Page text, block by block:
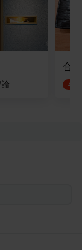
論
合
4.4